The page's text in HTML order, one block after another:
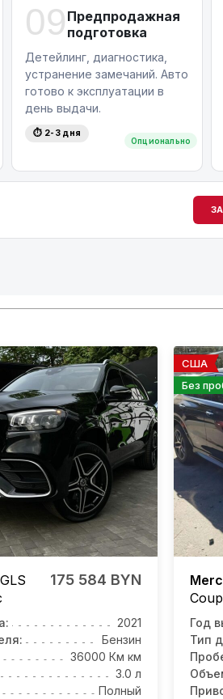
09 Предпродажная
подготовка
Опционально
Детейлинг, диагностика,
устранение замечаний. Авто
готово к эксплуатации в
день выдачи.
⏱ 2-3 дня
GLS
175 584 BYN
2021
Бензин
36000 Км км
3.0 л
Полный
США
Без
Год
Тип